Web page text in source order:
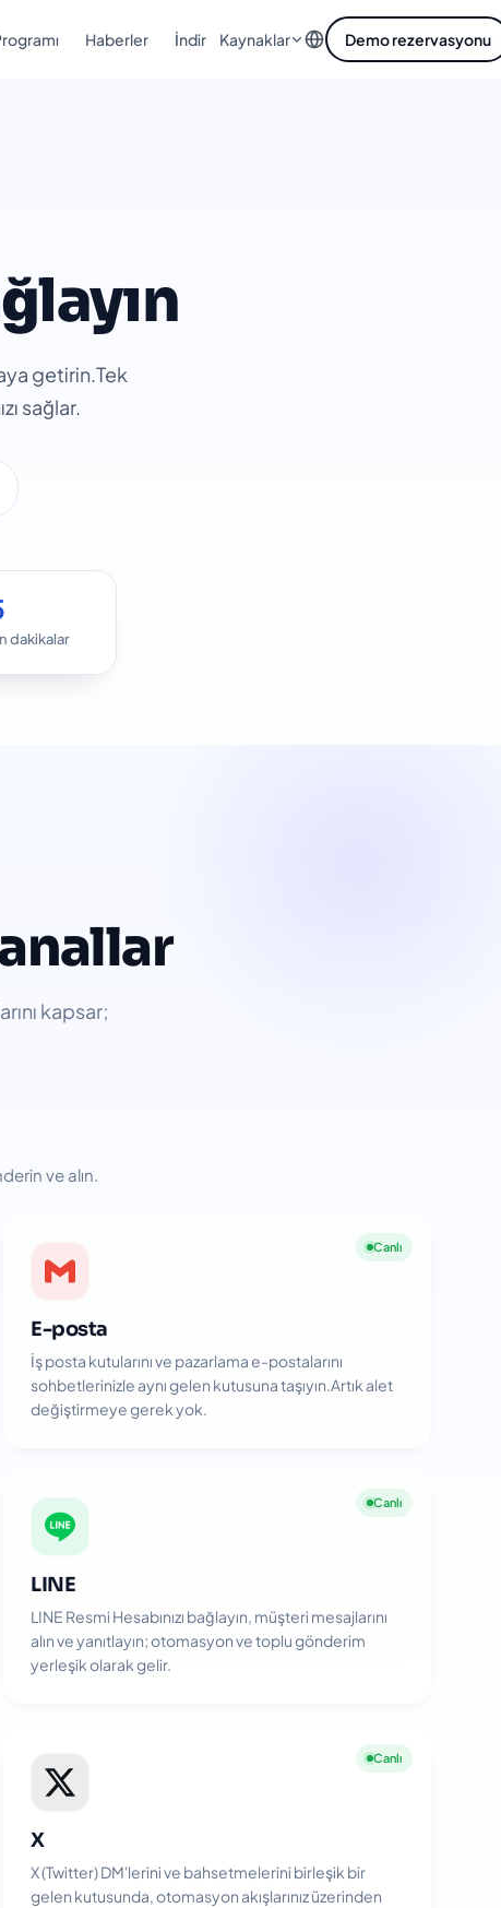
Haberler İndir Kaynaklar Demo rezervasyonu
getirin.Tek
sağlar.
dakikalar
kapsar;
ve alın.
E-posta
İş posta kutularını ve pazarlama e-postalarını
sohbetlerinizle aynı gelen kutusuna taşıyın.Artık alet
değiştirmeye gerek yok.
Canlı
LINE
LINE Resmi Hesabınızı bağlayın, müşteri mesajlarını
alın ve yanıtlayın; otomasyon ve toplu gönderim
yerleşik olarak gelir.
Canlı
X
X (Twitter) DM'lerini ve bahsetmelerini birleşik bir
gelen kutusunda, otomasyon akışlarınız üzerinden
Canlı